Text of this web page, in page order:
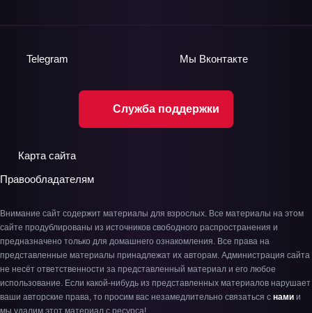
Служба поддержки
Telegram Мы Вконтакте
Карта сайта
Правообладателям
Внимание сайт содержит материалы для взрослых. Все материалы на этом
сайте продублированы из источников свободного распространения и
предназначено только для домашнего ознакомления. Все права на
представленные материалы принадлежат их авторам. Администрация сайта
не несёт ответственности за представленный материал и его любое
использование. Если какой-нибудь из представленных материалов нарушает
ваши авторские права, то просим вас незамедлительно связаться с нами и
мы удалим этот материал с ресурса!